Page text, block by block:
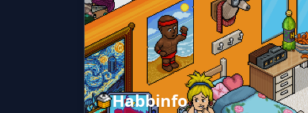
Habbinfo